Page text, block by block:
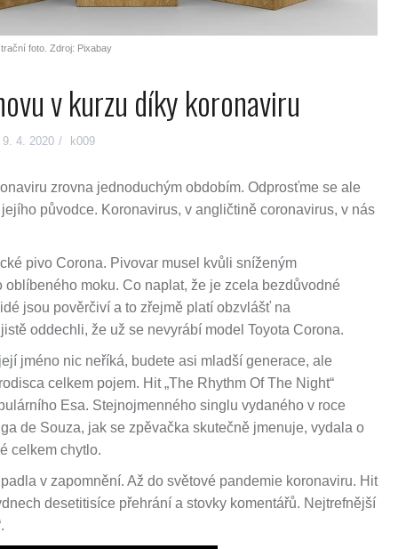
foto. Zdroj: Pixabay
v kurzu díky koronaviru
9. 4. 2020 k009
zrovna jednoduchým obdobím. Odprosťme se ale
původce. Koronavirus, v angličtině coronavirus, v nás
pivo Corona. Pivovar musel kvůli sníženým
moku. Co naplat, že je zcela bezdůvodné
jsou pověrčiví a to zřejmě platí obzvlášť na
oddechli, že už se nevyrábí model Toyota Corona.
jméno nic neříká, budete asi mladší generace, ale
celkem pojem. Hit „The Rhythm Of The Night“
Esa. Stejnojmenného singlu vydaného v roce
de Souza, jak se zpěvačka skutečně jmenuje, vydala o
celkem chytlo.
v zapomnění. Až do světové pandemie koronaviru. Hit
desetitisíce přehrání a stovky komentářů. Nejtrefnější